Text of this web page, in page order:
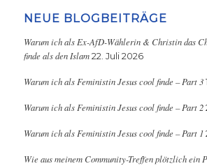
NEUE BLOGBEITRÄGE
Warum ich als Ex-AfD-Wählerin & Christin das
finde als den Islam 22. Juli 2026
Warum ich als Feministin Jesus cool finde – Part 3
Warum ich als Feministin Jesus cool finde – Part 2
Warum ich als Feministin Jesus cool finde – Part 1
Wie aus meinem Community-Treffen plötzlich ein